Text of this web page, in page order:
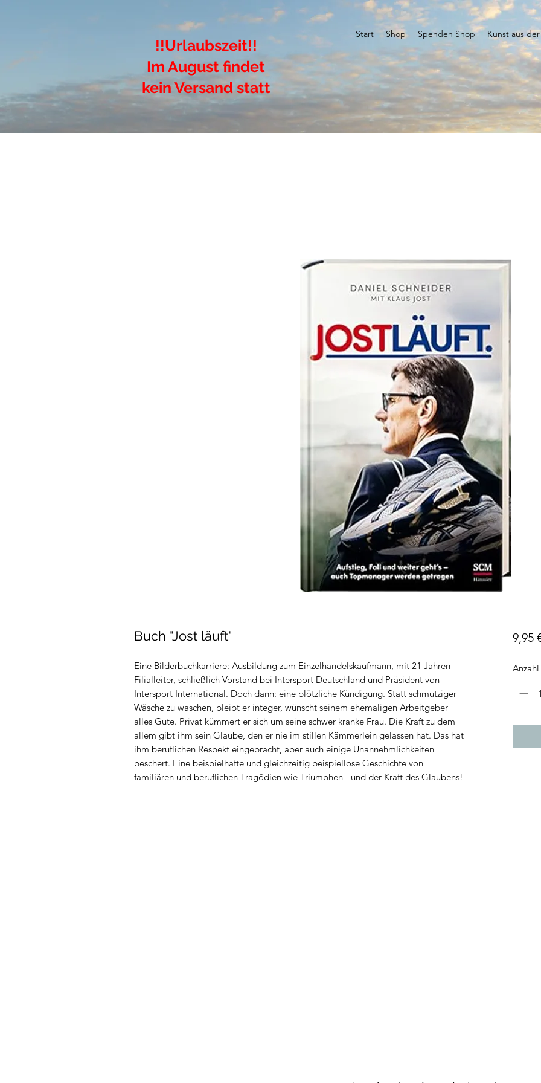
!!Urlaubszeit!!
Im August findet
kein Versand statt
Start Shop Spenden Shop Kunst aus
Buch "Jost läuft"
Eine Bilderbuchkarriere: Ausbildung zum Einzelhandelskaufmann, mit 21 Jahren
Filialleiter, schließlich Vorstand bei Intersport Deutschland und Präsident von
Intersport International. Doch dann: eine plötzliche Kündigung. Statt schmutziger
Wäsche zu waschen, bleibt er integer, wünscht seinem ehemaligen Arbeitgeber
alles Gute. Privat kümmert er sich um seine schwer kranke Frau. Die Kraft zu dem
allem gibt ihm sein Glaube, den er nie im stillen Kämmerlein gelassen hat. Das hat
ihm beruflichen Respekt eingebracht, aber auch einige Unannehmlichkeiten
beschert. Eine beispielhafte und gleichzeitig beispiellose Geschichte von
familiären und beruflichen Tragödien wie Triumphen - und der Kraft des Glaubens!
9,95
Anzahl